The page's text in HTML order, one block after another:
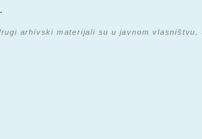
arhivski materijali su u javnom vlasništvu,